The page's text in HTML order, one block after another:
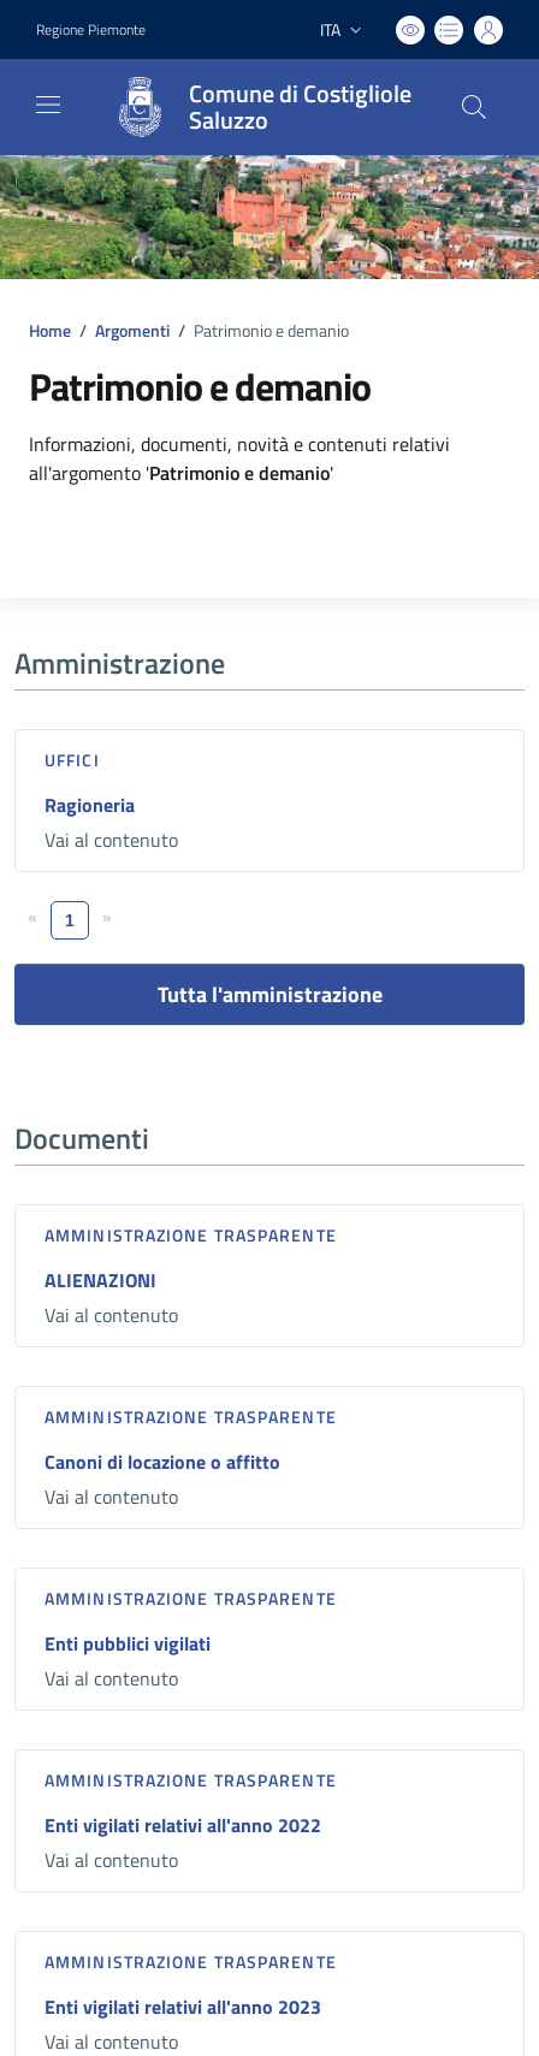
Regione Piemonte Lingua attiva:
ITA
Comune di Costigliole
Saluzzo
Home / Argomenti / Patrimonio e demanio
Patrimonio e demanio
Dettagli argomento
Informazioni, documenti, novità e contenuti relativi
all'argomento 'Patrimonio e demanio'
Amministrazione
UFFICI
Ragioneria
Vai al contenuto
« 1 »
Tutta l'amministrazione
Documenti
AMMINISTRAZIONE TRASPARENTE
ALIENAZIONI
Vai al contenuto
AMMINISTRAZIONE TRASPARENTE
Canoni di locazione o affitto
Vai al contenuto
AMMINISTRAZIONE TRASPARENTE
Enti pubblici vigilati
Vai al contenuto
AMMINISTRAZIONE TRASPARENTE
Enti vigilati relativi all'anno 2022
Vai al contenuto
AMMINISTRAZIONE TRASPARENTE
Enti vigilati relativi all'anno 2023
Vai al contenuto